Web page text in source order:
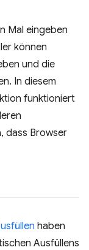
Mal eingeben
können
und die
In diesem
funktioniert
dass Browser
haben
Ausfüllens